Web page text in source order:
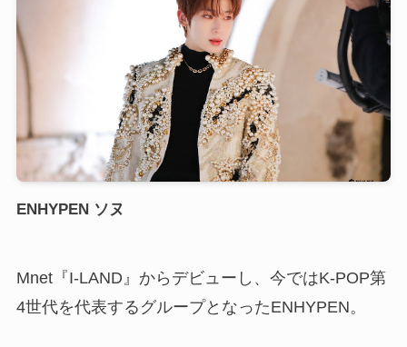
ENHYPEN ソヌ
Mnet『I-LAND』からデビューし、今ではK-POP第
4世代を代表するグループとなったENHYPEN。